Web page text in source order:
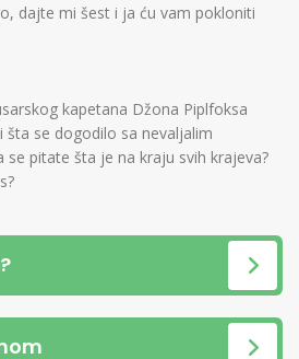
dajte mi šest i ja ću vam pokloniti
kapetana Džona Piplfoksa
šta se dogodilo sa nevaljalim
se pitate šta je na kraju svih krajeva?